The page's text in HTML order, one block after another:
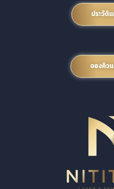
ประวัติ
จองคิว